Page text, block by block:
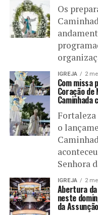
Os
IGREJA 2
Com missa
Coração de
Caminhada
Fortaleza
o
Senhora
IGREJA 2
Abertura
neste
da